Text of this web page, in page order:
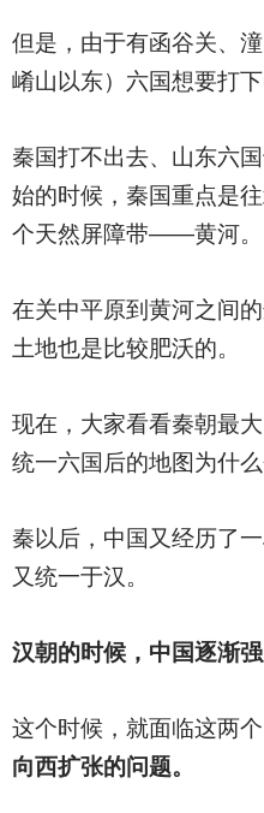
但是，由于有函谷关、
崤山以东）六国想要打下
秦国打不出去、山东六
始的时候，秦国重点是
个天然屏障带——黄河。
在关中平原到黄河之间
土地也是比较肥沃的。
现在，大家看看秦朝最
统一六国后的地图为什么
秦以后，中国又经历了
又统一于汉。
汉朝的时候，中国逐渐
这个时候，就面临这两个
向西扩张的问题。